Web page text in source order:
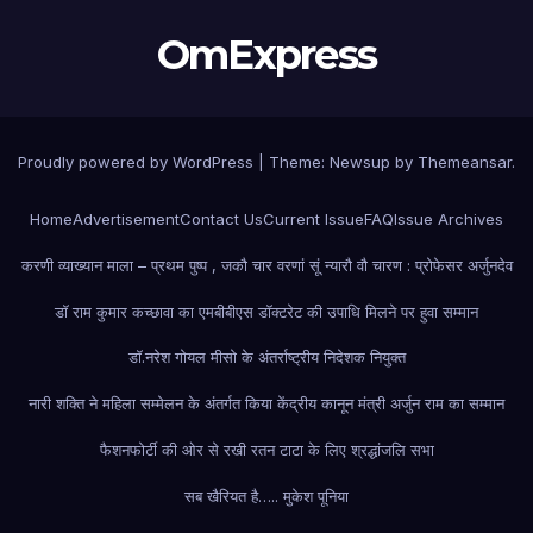
OmExpress
Proudly powered by WordPress Theme: Newsup by Themeansar.
HomeAdvertisementContact UsCurrent IssueFAQIssue Archives
करणी व्याख्यान माला – प्रथम पुष्प , जकौ चार वरणां सूं न्यारौ वौ चारण : प्रोफेसर अर्जुनदेव
डॉ राम कुमार कच्छावा का एमबीबीएस डॉक्टरेट की उपाधि मिलने पर हुवा सम्मान
डॉ.नरेश गोयल मीसो के अंतर्राष्ट्रीय निदेशक नियुक्त
नारी शक्ति ने महिला सम्मेलन के अंतर्गत किया केंद्रीय कानून मंत्री अर्जुन राम का सम्मान
फैशनफोर्टी की ओर से रखी रतन टाटा के लिए श्रद्धांजलि सभा
सब खैरियत है….. मुकेश पूनिया